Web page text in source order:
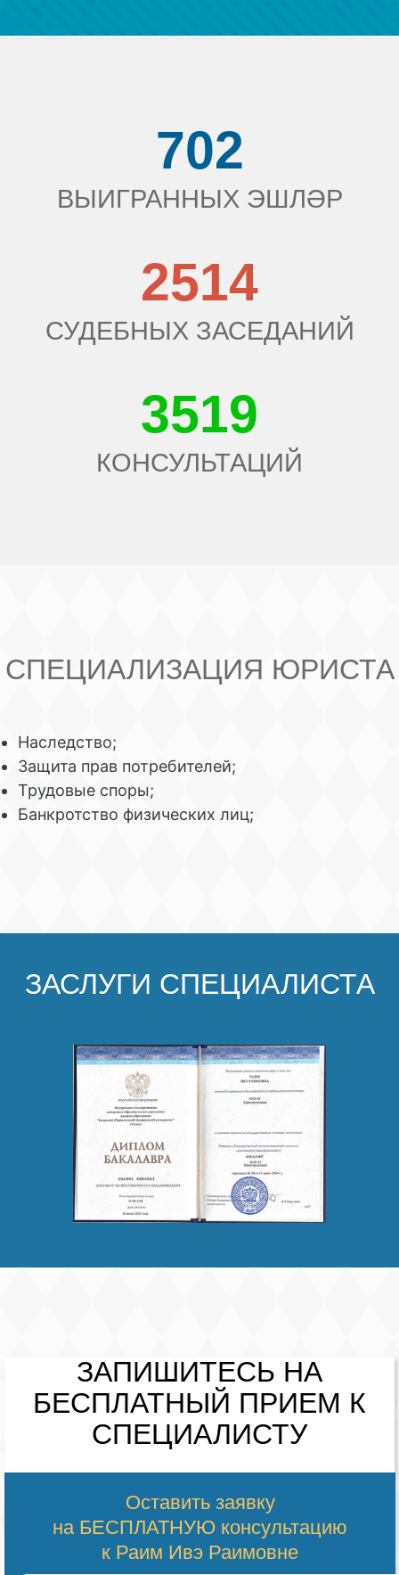
702
ВЫИГРАННЫХ ЭШЛӘР
2514
СУДЕБНЫХ ЗАСЕДАНИЙ
3519
КОНСУЛЬТАЦИЙ
СПЕЦИАЛИЗАЦИЯ ЮРИСТА
Наследство;
Защита прав потребителей;
Трудовые споры;
Банкротство физических лиц;
ЗАСЛУГИ СПЕЦИАЛИСТА
ЗАПИШИТЕСЬ НА
БЕСПЛАТНЫЙ ПРИЕМ К
СПЕЦИАЛИСТУ
Оставить заявку
на БЕСПЛАТНУЮ консультацию
к Раим Ивэ Раимовне